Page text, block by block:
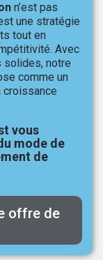
n’est pas
une stratégie
tout en
Avec
solides, notre
comme un
croissance
vous
mode de
de
offre de